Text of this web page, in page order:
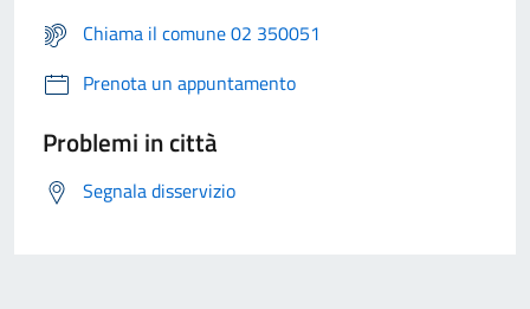
Chiama il comune 02 350051
Prenota un appuntamento
Problemi in città
Segnala disservizio